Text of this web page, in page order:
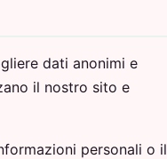
dati anonimi e
il nostro sito e
personali o il